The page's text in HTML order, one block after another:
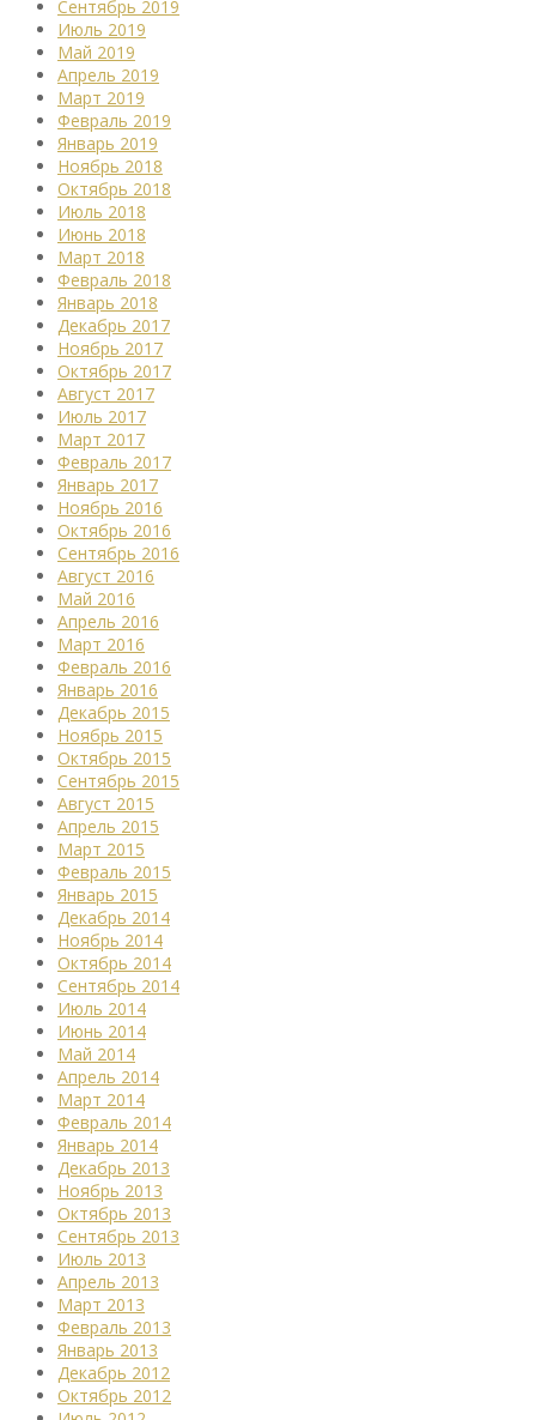
Сентябрь 2019
Июль 2019
Май 2019
Апрель 2019
Март 2019
Февраль 2019
Январь 2019
Ноябрь 2018
Октябрь 2018
Июль 2018
Июнь 2018
Март 2018
Февраль 2018
Январь 2018
Декабрь 2017
Ноябрь 2017
Октябрь 2017
Август 2017
Июль 2017
Март 2017
Февраль 2017
Январь 2017
Ноябрь 2016
Октябрь 2016
Сентябрь 2016
Август 2016
Май 2016
Апрель 2016
Март 2016
Февраль 2016
Январь 2016
Декабрь 2015
Ноябрь 2015
Октябрь 2015
Сентябрь 2015
Август 2015
Апрель 2015
Март 2015
Февраль 2015
Январь 2015
Декабрь 2014
Ноябрь 2014
Октябрь 2014
Сентябрь 2014
Июль 2014
Июнь 2014
Май 2014
Апрель 2014
Март 2014
Февраль 2014
Январь 2014
Декабрь 2013
Ноябрь 2013
Октябрь 2013
Сентябрь 2013
Июль 2013
Апрель 2013
Март 2013
Февраль 2013
Январь 2013
Декабрь 2012
Октябрь 2012